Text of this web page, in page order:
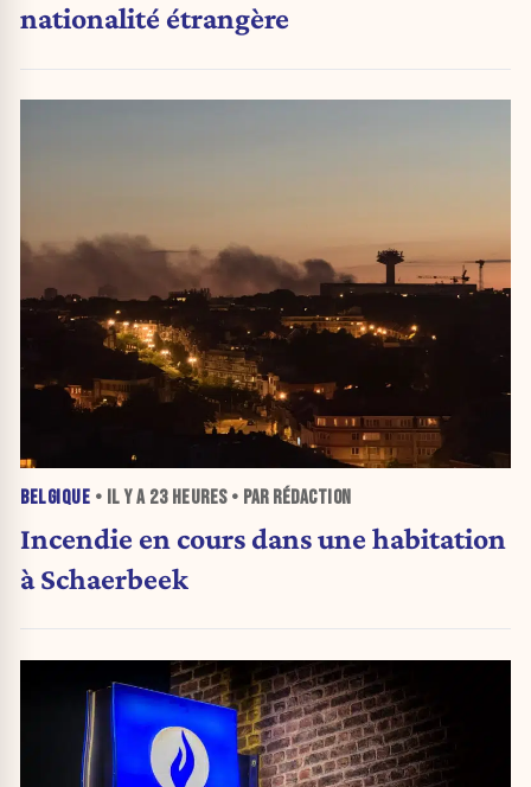
nationalité étrangère
BELGIQUE • IL Y A 23 HEURES• PAR RÉDACTION
Incendie en cours dans une habitation
à Schaerbeek